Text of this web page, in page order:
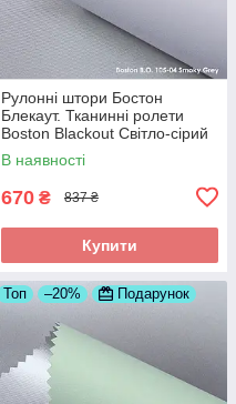
Рулонні штори Бостон
Блекаут. Тканинні ролети
Boston Blackout Світло-сірий
105-04, 350
В наявності
670 ₴ 837 ₴
Купити
Топ –20% Подарунок